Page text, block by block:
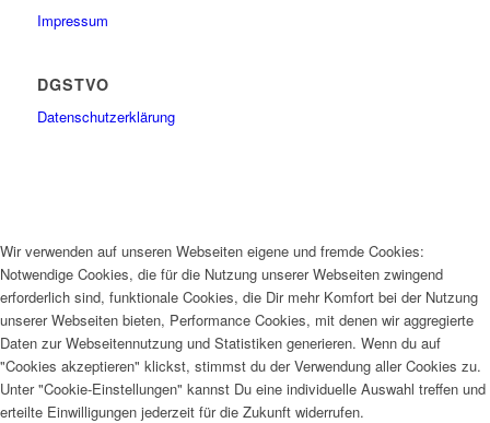
Impressum
DGSTVO
Datenschutzerklärung
Wir verwenden auf unseren Webseiten eigene und fremde Cookies:
Notwendige Cookies, die für die Nutzung unserer Webseiten zwingend
erforderlich sind, funktionale Cookies, die Dir mehr Komfort bei der Nutzung
unserer Webseiten bieten, Performance Cookies, mit denen wir aggregierte
Daten zur Webseitennutzung und Statistiken generieren. Wenn du auf
"Cookies akzeptieren" klickst, stimmst du der Verwendung aller Cookies zu.
Unter "Cookie-Einstellungen" kannst Du eine individuelle Auswahl treffen und
erteilte Einwilligungen jederzeit für die Zukunft widerrufen.